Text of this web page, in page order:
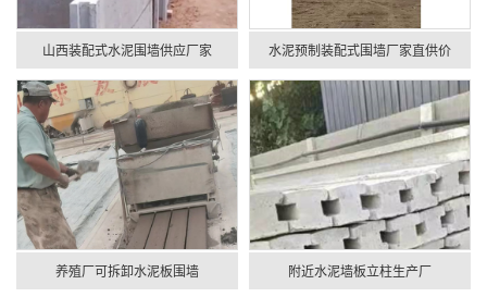
山西装配式水泥围墙供应厂家 水泥预制装配式围墙厂家直供价
养殖厂可拆卸水泥板围墙 附近水泥墙板立柱生产厂